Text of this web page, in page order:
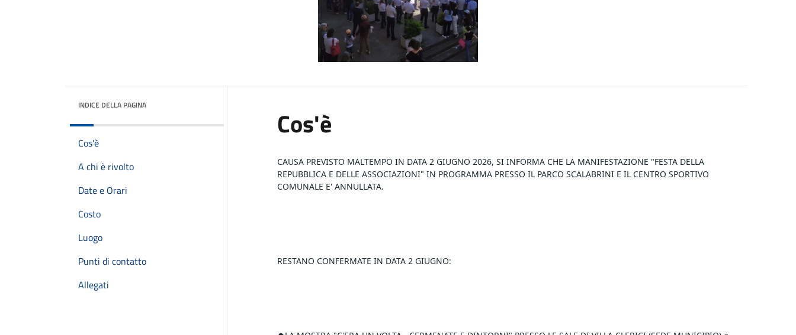
INDICE DELLA PAGINA
Cos'è
A chi è rivolto
Date e Orari
Costo
Luogo
Punti di contatto
Allegati
Cos'è
CAUSA PREVISTO MALTEMPO IN DATA 2 GIUGNO 2026, SI INFORMA CHE LA MANIFESTAZIONE "FESTA DELLA
REPUBBLICA E DELLE ASSOCIAZIONI" IN PROGRAMMA PRESSO IL PARCO SCALABRINI E IL CENTRO SPORTIVO
COMUNALE E' ANNULLATA.
RESTANO CONFERMATE IN DATA 2 GIUGNO: